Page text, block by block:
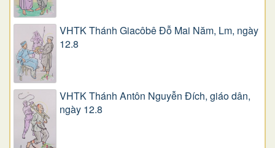
VHTK Thánh Giacôbê Ðỗ Mai Năm, Lm, ngày
12.8
VHTK Thánh Antôn Nguyễn Ðích, giáo dân,
ngày 12.8